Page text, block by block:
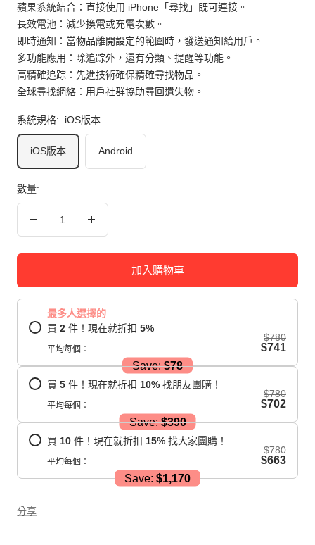
蘋果系統結合：直接使用 iPhone「尋找」既可連接。
長效電池：減少換電或充電次數。
即時通知：當物品離開設定的範圍時，發送通知給用戶。
多功能應用：除追踪外，還有分類、提醒等功能。
高精確追踪：先進技術確保精確尋找物品。
全球尋找網絡：用戶社群協助尋回遺失物。
系統規格: iOS版本
iOS版本 Android
數量:
增
加入購物車
最多人選擇的
買 2 件！現在就折扣 5%
平均每個：
$780
$741
Save: $78
買 5 件！現在就折扣 10% 找朋友團購！
平均每個：
$780
$702
Save: $390
買 10 件！現在就折扣 15% 找大家團購！
平均每個：
$780
$663
Save: $1,170
分享